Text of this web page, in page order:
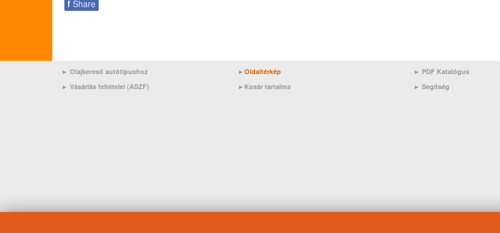
f Share
► Olajkereső autótípushoz
► Vásárlás feltételei (ÁSZF)
► Oldaltérkép
► Kosár tartalma
► PDF Katalógus
► Segítség